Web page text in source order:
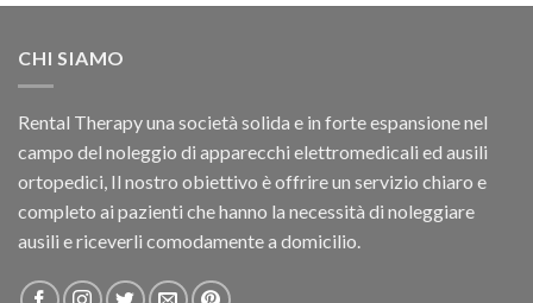
CHI SIAMO
Rental Therapy una società solida e in forte espansione nel
campo del noleggio di apparecchi elettromedicali ed ausili
ortopedici, Il nostro obiettivo è offrire un servizio chiaro e
completo ai pazienti che hanno la necessità di noleggiare
ausili e riceverli comodamente a domicilio.